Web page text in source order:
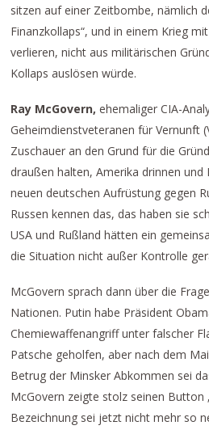
sitzen auf einer Zeitbombe, nämlich
Finanzkollaps“, und in einem Krieg
verlieren, nicht aus militärischen
Kollaps auslösen würde.
Ray McGovern, ehemaliger CIA-
Geheimdienstveteranen für Vernunft
Zuschauer an den Grund für die
draußen halten, Amerika drinnen und
neuen deutschen Aufrüstung gegen
Russen kennen das, das haben sie
USA und Rußland hätten ein
die Situation nicht außer Kontrolle
McGovern sprach dann über die
Nationen. Putin habe Präsident
Chemiewaffenangriff unter falscher
Patsche geholfen, aber nach dem
Betrug der Minsker Abkommen sei
McGovern zeigte stolz seinen Button
Bezeichnung sei jetzt nicht mehr so